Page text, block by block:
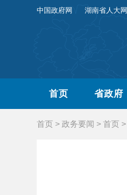
中国政府网 湖南省人大网
首页 省政府
首页 > 政务要闻 > 首页 >